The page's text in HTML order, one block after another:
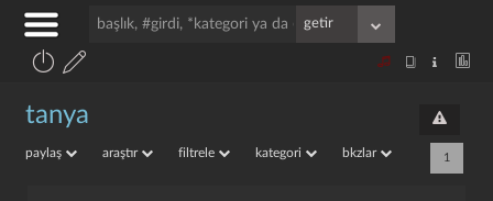
tanya
paylaş araştır filtrele kategori bkzlar 1